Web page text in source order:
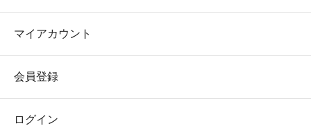
マイアカウント
会員登録
ログイン